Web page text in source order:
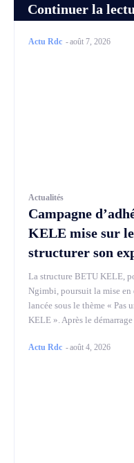
Continuer la
Actu Rdc -août 7, 2026
Actualités
Campagne
KELE mise sur
structurer son
La structure BETU KELE,
Ngimbi, poursuit la mise en
lancée sous le thème « Pas
KELE ». Après le démarrage
Actu Rdc -août 4, 2026